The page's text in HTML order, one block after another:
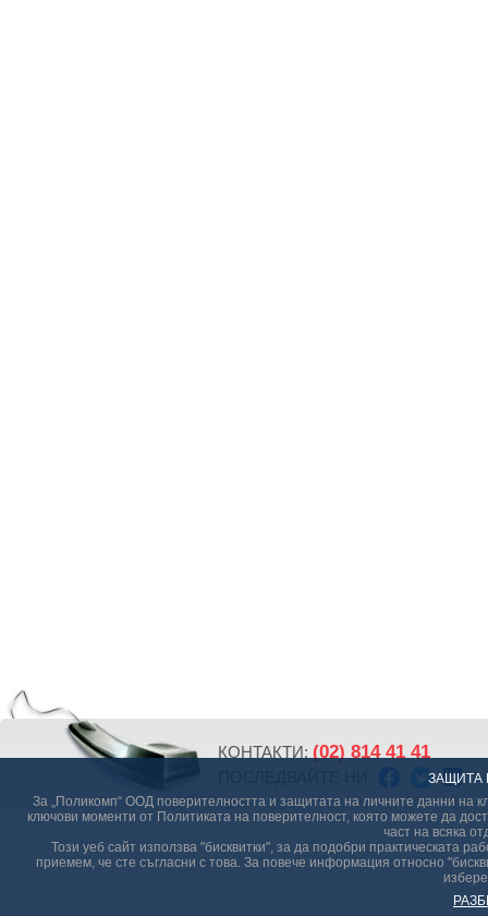
ЗАЩИТА
За „Поликомп“ ООД поверителността и защитата на личните данни на
ключови моменти от Политиката на поверителност, която можете да
част на всяка
Този уеб сайт използва "бисквитки", за да подобри практическата
приемем, че сте съгласни с това. За повече информация относно
КОНТАКТИ: (02) 814 41 41